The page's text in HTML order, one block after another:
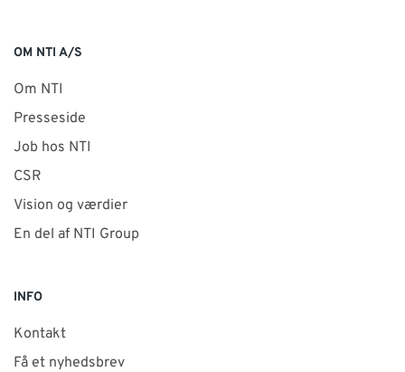
OM NTI A/S
Om NTI
Presseside
Job hos NTI
CSR
Vision og værdier
En del af NTI Group
INFO
Kontakt
Få et nyhedsbrev